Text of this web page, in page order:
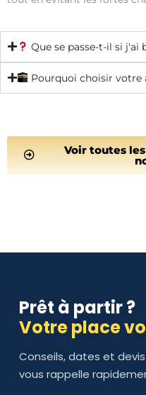
Que se passe-t-il si j'ai
Pourquoi choisir votre
Voir toutes
Prêt à partir ?
Votre place
Conseils, dates et
vous rappelle